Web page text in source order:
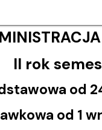
II rok
od
od 1